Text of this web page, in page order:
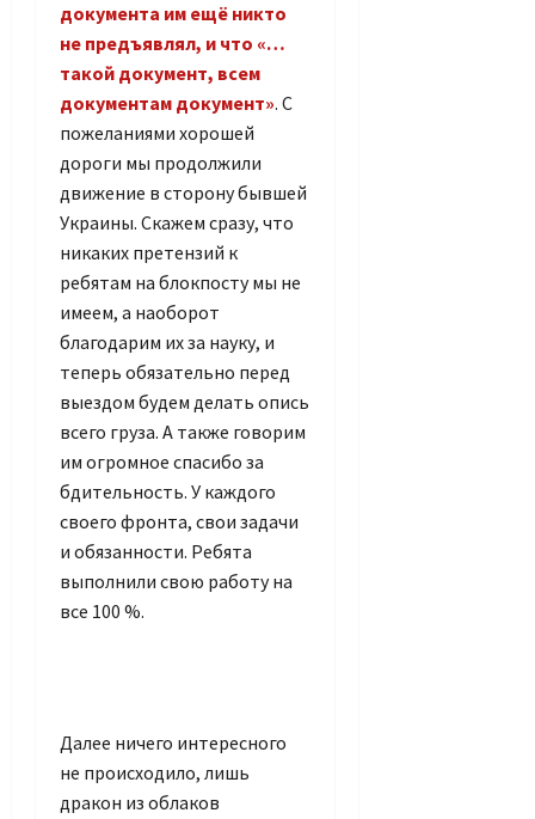
документа им ещё никто
не предъявлял, и что «…
такой документ, всем
документам документ». С
пожеланиями хорошей
дороги мы продолжили
движение в сторону бывшей
Украины. Скажем сразу, что
никаких претензий к
ребятам на блокпосту мы не
имеем, а наоборот
благодарим их за науку, и
теперь обязательно перед
выездом будем делать опись
всего груза. А также говорим
им огромное спасибо за
бдительность. У каждого
своего фронта, свои задачи
и обязанности. Ребята
выполнили свою работу на
все 100 %.
Далее ничего интересного
не происходило, лишь
дракон из облаков